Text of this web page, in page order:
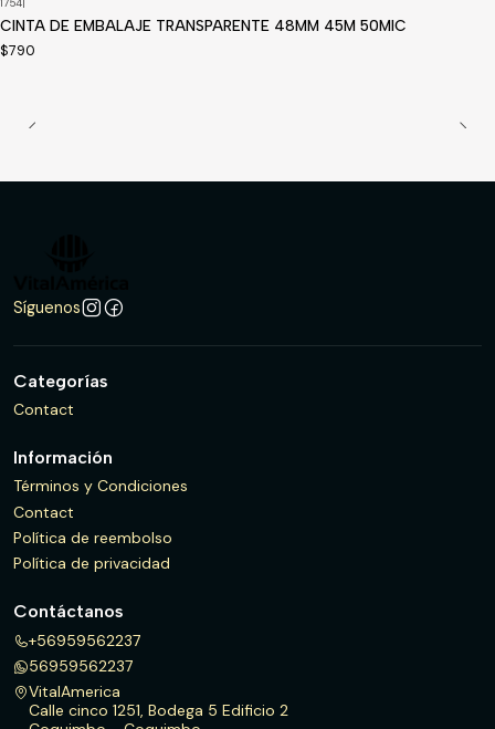
CINTA DE EMBALAJE TRANSPARENTE 48MM 45M 50MIC
$790
Síguenos
Categorías
Contact
Información
Términos y Condiciones
Contact
Política de reembolso
Política de privacidad
Contáctanos
+56959562237
56959562237
VitalAmerica
Calle cinco 1251, Bodega 5 Edificio 2